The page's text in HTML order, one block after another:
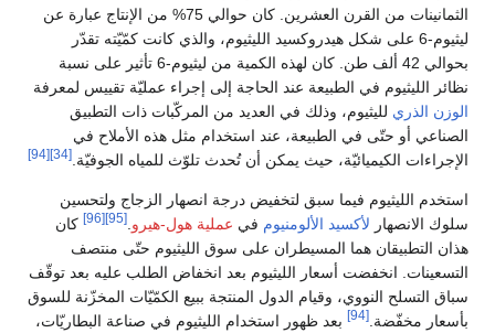
الثمانينات من القرن العشرين. كان حوالي 75% من الإنتاج عبارة عن
ليثيوم-6 على شكل هيدروكسيد الليثيوم، والذي كانت كمّيّته تقدّر
بحوالي 42 ألف طن. كان لهذه الكمية من ليثيوم-6 تأثير على نسبة
نظائر الليثيوم في الطبيعة عند الحاجة إلى إجراء عمليّة تقييس لمعرفة
الوزن الذري لليثيوم، وذلك في العديد من المركّبات ذات التطبيق
الصناعي أو حتّى في الطبيعة، عند استخدام مثل هذه الأملاح في
الإجراءات الكيميائيّة، حيث يمكن أن تُحدث تلوّث للمياه الجوفيّة. [34]
[94]
استخدم الليثيوم فيما سبق لتخفيض درجة انصهار الزجاج ولتحسين
سلوك الانصهار لأكسيد الألومنيوم في عملية هول-هيرو [95]
[96]
كان
هذان التطبيقان هما المسيطران على سوق الليثيوم حتّى منتصف
التسعينات. انخفضت أسعار الليثيوم بعد انخفاض الطلب عليه بعد توقّف
سباق التسلح النووي، وقيام الدول المنتجة ببيع الكمّيّات المخزّنة للسوق
بأسعار مخفّضة. [94]
بعد ظهور استخدام الليثيوم في صناعة البطاريّات،